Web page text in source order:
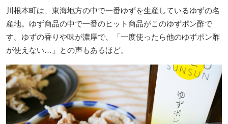
川根本町は、東海地方の中で一番ゆずを生産しているゆずの名
産地。ゆず商品の中で一番のヒット商品がこのゆずポン酢で
す。ゆずの香りや味が濃厚で、「一度使ったら他のゆずポン酢
が使えない…」との声もあるほど。